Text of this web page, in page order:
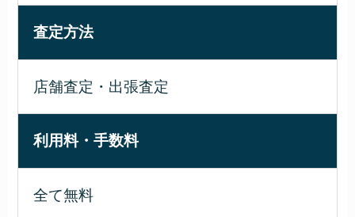
査定方法
店舗査定・出張査定
利用料・手数料
全て無料